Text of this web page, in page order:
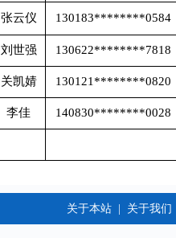
张云仪 130183********0584
刘世强 130622********7818
关凯婧 130121********0820
李佳 140830********0028